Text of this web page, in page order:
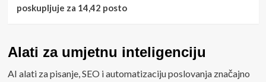
poskupljuje za 14,42 posto
Alati za umjetnu inteligenciju
AI alati za pisanje, SEO i automatizaciju poslovanja značajno